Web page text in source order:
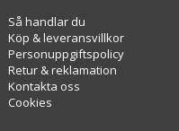
Så handlar du
Köp & leveransvillkor
Personuppgiftspolicy
Retur & reklamation
Kontakta oss
Cookies